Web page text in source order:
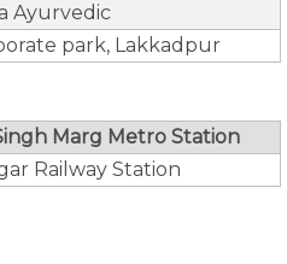
Ayurvedic
park, Lakkadpur
Marg Metro Station
Railway Station